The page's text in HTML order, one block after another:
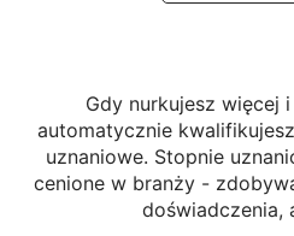
Gdy nurkujesz więcej
automatycznie
uznaniowe. Stopnie
cenione w branży -
doświadczenia,